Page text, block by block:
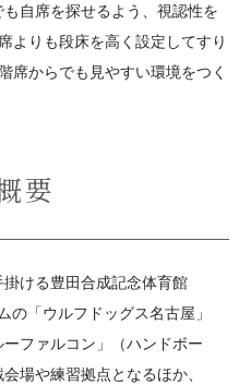
自席を探せるよう、視認性を
よりも段床を高く設定してすり
席からでも見やすい環境をつく
要
ける豊田合成記念体育館
の「ウルフドッグス名古屋」
ーファルコン」（ハンドボー
場や練習拠点となるほか、